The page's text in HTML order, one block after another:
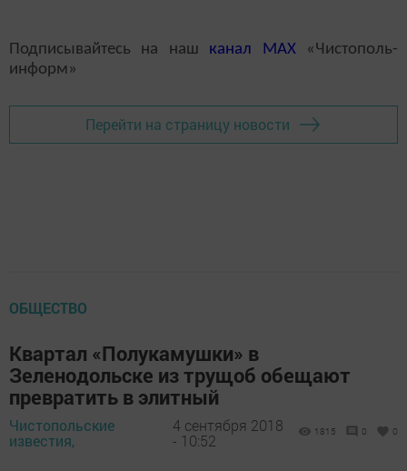
Подписывайтесь на наш канал MAX«Чистополь-
информ»
Перейти на страницу новости
ОБЩЕСТВО
Квартал «Полукамушки» в
Зеленодольске из трущоб обещают
превратить в элитный
Чистопольские
известия,
4 сентября 2018
- 10:52
1815 0 0